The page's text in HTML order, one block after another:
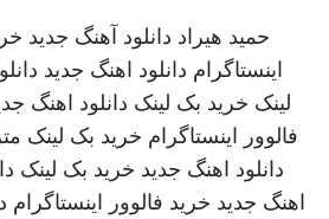
حمید هیراد دانلود آهنگ جدید
اینستاگرام دانلود اهنگ جدید
لینک خرید بک لینک دانلود اهنگ
فالوور اینستاگرام خرید بک لینک
دانلود اهنگ جدید خرید بک لینک
اهنگ جدید خرید فالوور اینستاگرام